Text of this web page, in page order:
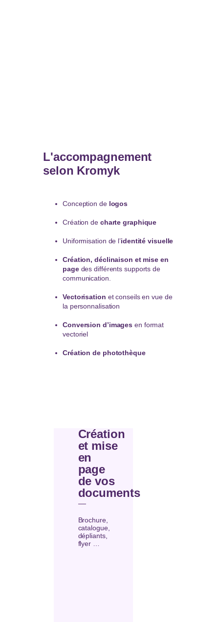
L'accompagnement
selon Kromyk
Conception de logos
Création de charte graphique
Uniformisation de l’identité visuelle
Création, déclinaison et mise en
pagedes différents supports de
communication.
Vectorisation et conseils en vue de
la personnalisation
Conversion d’images en format
vectoriel
Création de photothèque
Création
et mise
en
page
de vos
documents
Brochure,
catalogue,
dépliants,
flyer …